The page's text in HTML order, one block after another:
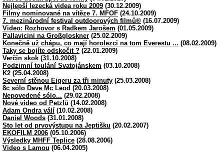
Nejlepší lezecká videa roku 2009 (30.12.2009)
Filmy nominované na vítěze 7. MFOF (24.10.2009)
7. mezinárodní festival outdoorových filmů® (16.07.2009)
Video: Rozhovor s Radkem Jarošem (01.05.2009)
Pallavicini na Großgloskner (25.02.2009)
Konečně už chápu, co mají horolezci na tom Everestu ... (08.02.2009)
Taky se bojíte odskočit ? (22.01.2009)
Verčin skok (31.10.2008)
Podzimní toulání Svatojánskem (03.10.2008)
K2 (25.04.2008)
Severní stěnou Eigeru za tři minuty (25.03.2008)
8c sólo Dave Mc Leod (20.03.2008)
Nepovedené sólo... (29.02.2008)
Nové video od Petzlů (14.02.2008)
Adam Ondra válí (10.02.2008)
Daniel Woods (31.01.2008)
Sto let od prvovýstupu na Jeptišku (20.02.2007)
EKOFILM 2006 (05.10.2006)
Výsledky MHFF Teplice (28.08.2006)
Video s Lamou (06.04.2005)